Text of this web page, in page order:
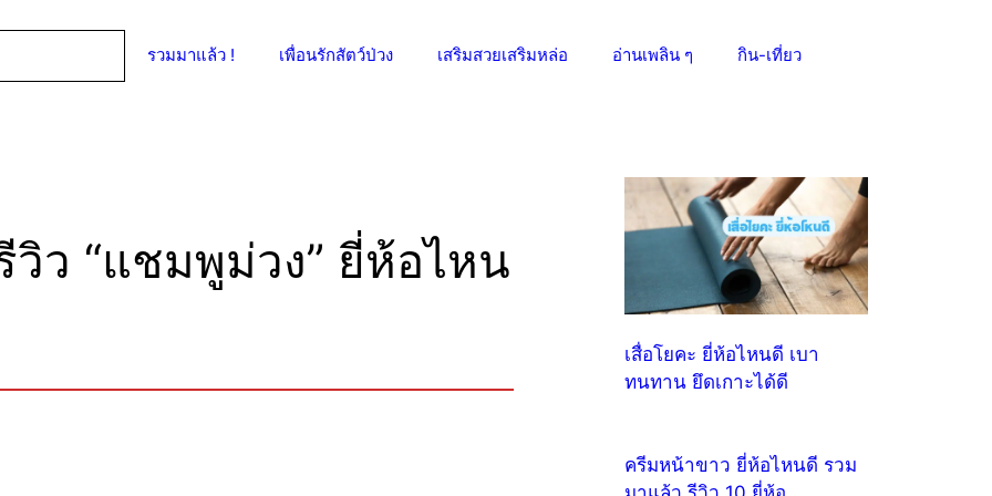
รวมมาแล้ว ! เพื่อนรักสัตว์ป่วง เสริมสวยเสริมหล่อ อ่านเพลิน ๆ กิน-เที่ยว
วิว “แชมพูม่วง” ยี่ห้อไหน
เสื่อโยคะ ยี่ห้อไหนดี เบา
ทนทาน ยึดเกาะได้ดี
ครีมหน้าขาว ยี่ห้อไหนดี รวม